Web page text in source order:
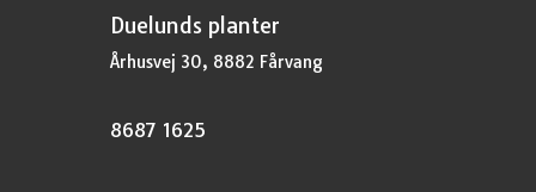
Duelunds planter
Århusvej 30, 8882 Fårvang
8687 1625